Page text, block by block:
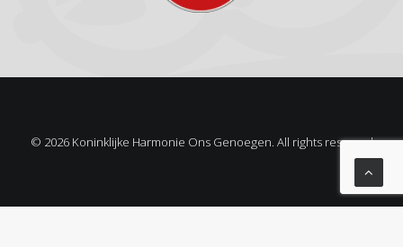
© 2026 Koninklijke Harmonie Ons Genoegen. All rights reserved